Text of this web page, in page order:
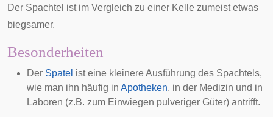
Der Spachtel ist im Vergleich zu einer Kelle zumeist etwas
biegsamer.
Besonderheiten
Der Spatel ist eine kleinere Ausführung des Spachtels,
wie man ihn häufig in Apotheken, in der Medizin und in
Laboren (z.B. zum Einwiegen pulveriger Güter) antrifft.